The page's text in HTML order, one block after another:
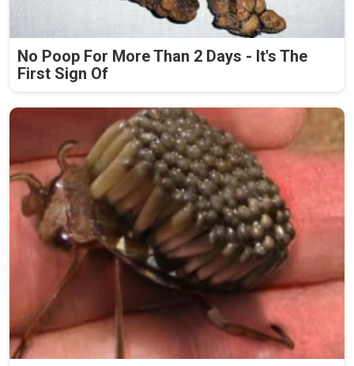
No Poop For More Than 2 Days - It's The
First Sign Of